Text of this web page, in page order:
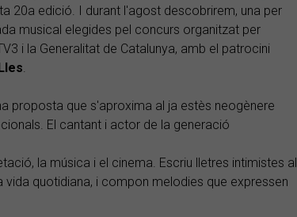
20a edició. I durant l'agost descobrirem, una per
musical elegides pel concurs organitzat per
i la Generalitat de Catalunya, amb el patrocini
.
proposta que s'aproxima al ja estès neogènere
El cantant i actor de la generació
la música i el cinema. Escriu lletres intimistes al
vida quotidiana, i compon melodies que expressen